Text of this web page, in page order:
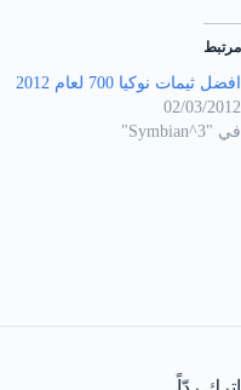
مرتبط
افضل ثيمات نوكيا 700 لعام 2012
02/03/2012
في "Symbian^3"